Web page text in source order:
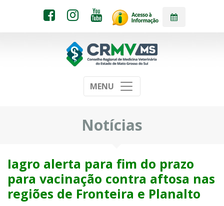
MENU
Notícias
Iagro alerta para fim do prazo
para vacinação contra aftosa nas
regiões de Fronteira e Planalto